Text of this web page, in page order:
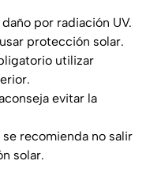
por radiación UV.
protección solar.
utilizar
evitar la
recomienda no salir
solar.